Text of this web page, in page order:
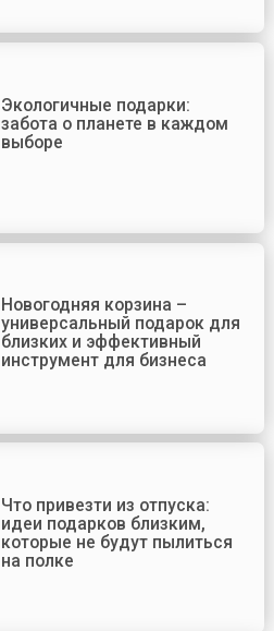
Экологичные подарки:
забота о планете в каждом
выборе
Новогодняя корзина –
универсальный подарок для
близких и эффективный
инструмент для бизнеса
Что привезти из отпуска:
идеи подарков близким,
которые не будут пылиться
на полке